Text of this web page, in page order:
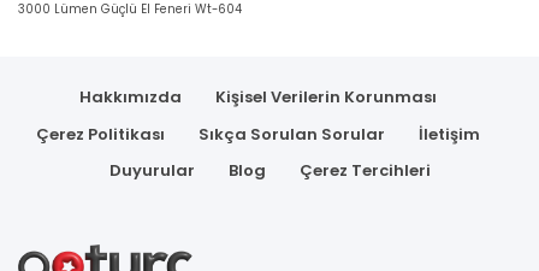
3000 Lümen Güçlü El Feneri Wt-604
Hakkımızda
Kişisel Verilerin Korunması
Çerez Politikası
Sıkça Sorulan Sorular
İletişim
Duyurular
Blog Çerez Tercihleri